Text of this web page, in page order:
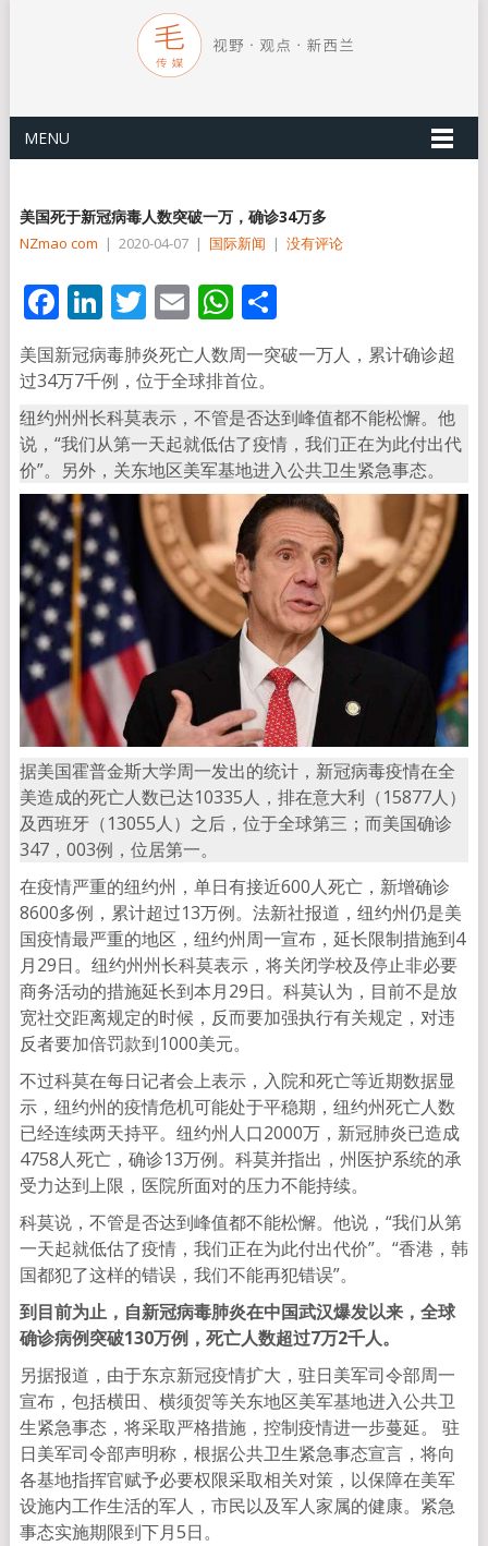
MENU
美国死于新冠病毒人数突破一万，确诊34万多
NZmao com | 2020-04-07 | 国际新闻 | 没有评论
Facebook
LinkedIn
Twitter
EmailWhatsApp
分
享
美国新冠病毒肺炎死亡人数周一突破一万人，累计确诊超
过34万7千例，位于全球排首位。
纽约州州长科莫表示，不管是否达到峰值都不能松懈。他
说，“我们从第一天起就低估了疫情，我们正在为此付出代
价”。另外，关东地区美军基地进入公共卫生紧急事态。
据美国霍普金斯大学周一发出的统计，新冠病毒疫情在全
美造成的死亡人数已达10335人，排在意大利（15877人）
及西班牙（13055人）之后，位于全球第三；而美国确诊
347，003例，位居第一。
在疫情严重的纽约州，单日有接近600人死亡，新增确诊
8600多例，累计超过13万例。法新社报道，纽约州仍是美
国疫情最严重的地区，纽约州周一宣布，延长限制措施到4
月29日。纽约州州长科莫表示，将关闭学校及停止非必要
商务活动的措施延长到本月29日。科莫认为，目前不是放
宽社交距离规定的时候，反而要加强执行有关规定，对违
反者要加倍罚款到1000美元。
不过科莫在每日记者会上表示，入院和死亡等近期数据显
示，纽约州的疫情危机可能处于平稳期，纽约州死亡人数
已经连续两天持平。纽约州人口2000万，新冠肺炎已造成
4758人死亡，确诊13万例。科莫并指出，州医护系统的承
受力达到上限，医院所面对的压力不能持续。
科莫说，不管是否达到峰值都不能松懈。他说，“我们从第
一天起就低估了疫情，我们正在为此付出代价”。“香港，韩
国都犯了这样的错误，我们不能再犯错误”。
到目前为止，自新冠病毒肺炎在中国武汉爆发以来，全球
确诊病例突破130万例，死亡人数超过7万2千人。
另据报道，由于东京新冠疫情扩大，驻日美军司令部周一
宣布，包括横田、横须贺等关东地区美军基地进入公共卫
生紧急事态，将采取严格措施，控制疫情进一步蔓延。 驻
日美军司令部声明称，根据公共卫生紧急事态宣言，将向
各基地指挥官赋予必要权限采取相关对策，以保障在美军
设施内工作生活的军人，市民以及军人家属的健康。紧急
事态实施期限到下月5日。